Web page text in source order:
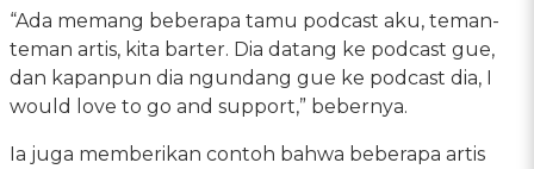
“Ada memang beberapa tamu podcast aku, teman-
teman artis, kita barter. Dia datang ke podcast gue,
dan kapanpun dia ngundang gue ke podcast dia, I
would love to go and support,” bebernya.
Ia juga memberikan contoh bahwa beberapa artis